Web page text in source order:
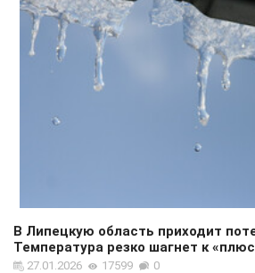
В Липецкую область приходит
Температура резко шагнет к
27.01.2026 17599 0